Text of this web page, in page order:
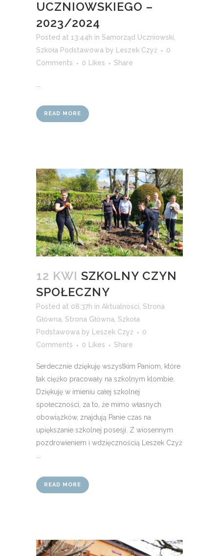
UCZNIOWSKIEGO –
2023/2024
Posted at 13:44h in Samorząd Uczniowski,
Szkoła Podstawowa by Leszek Czyż
0
Comments
0 Likes Share
...
READ MORE
12 KWI SZKOLNY CZYN
SPOŁECZNY
Posted at 08:37h in Aktualności Strona
Główna Strona Główna Szkoła
Podstawowa by Leszek Czyż
0
Comments
0 Likes Share
Serdecznie dziękuję wszystkim Paniom, które
tak ciężko pracowały na szkolnym klombie.
Dziękuję w imieniu całej szkolnej
społeczności, za to, że mimo własnych
obowiązków, znajdują Panie czas na
upiększanie szkolnej posesji. Z wiosennym
pozdrowieniem i wdzięcznością Leszek Czyż
READ MORE